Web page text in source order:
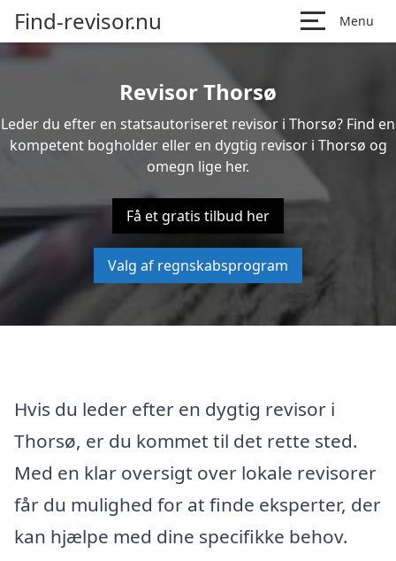
Find-revisor.nu Menu
Revisor Thorsø
Leder du efter en statsautoriseret revisor i Thorsø? Find en
kompetent bogholder eller en dygtig revisor i Thorsø og
omegn lige her.
Få et gratis tilbud her
Valg af regnskabsprogram
Hvis du leder efter en dygtig revisor i
Thorsø, er du kommet til det rette sted.
Med en klar oversigt over lokale revisorer
får du mulighed for at finde eksperter, der
kan hjælpe med dine specifikke behov.